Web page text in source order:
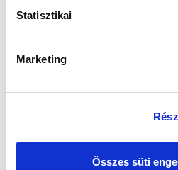
Statisztikai
Marketing
Összes süti
Ne maradjon le egy eseményről